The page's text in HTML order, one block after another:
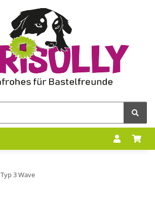
Typ 3 Wave